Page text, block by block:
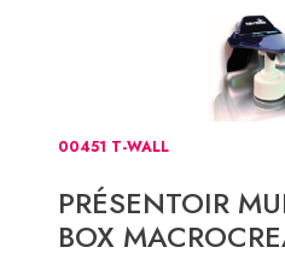
00451 T-WALL
PRÉSENTOIR
BOX